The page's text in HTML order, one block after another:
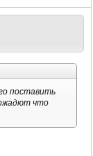
поставить
что